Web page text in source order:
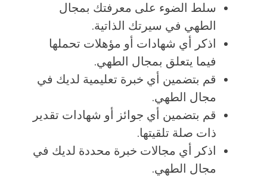
سلط الضوء على معرفتك بمجال
الطهي في سيرتك الذاتية.
اذكر أي شهادات أو مؤهلات تحملها
فيما يتعلق بمجال الطهي.
قم بتضمين أي خبرة تعليمية لديك في
مجال الطهي.
قم بتضمين أي جوائز أو شهادات تقدير
ذات صلة تلقيتها.
اذكر أي مجالات خبرة محددة لديك في
مجال الطهي.